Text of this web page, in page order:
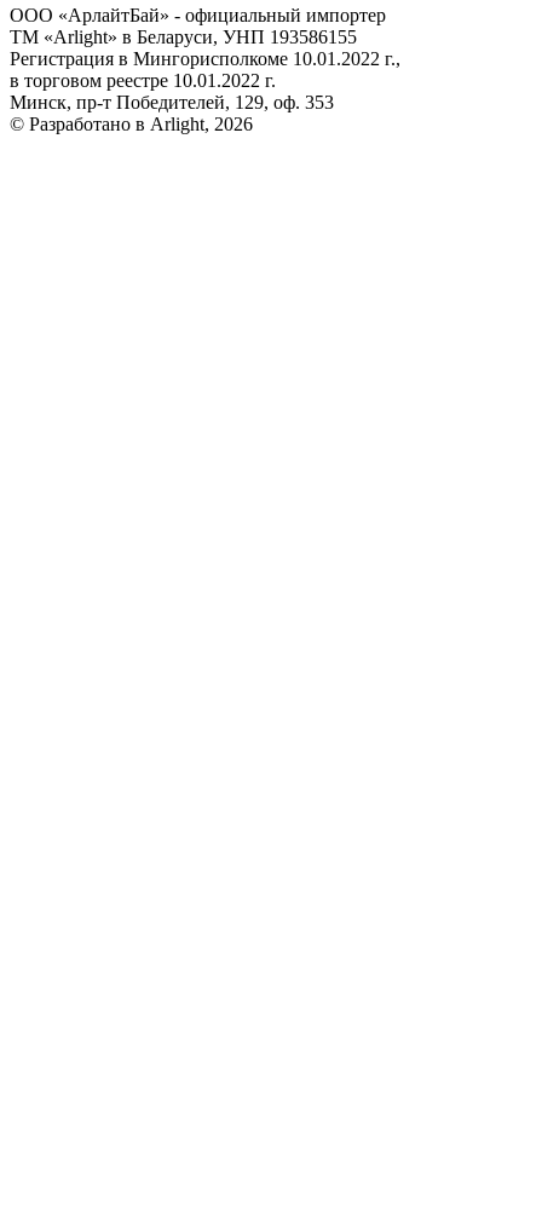
ООО «АрлайтБай» - официальный импортер
ТМ «Arlight» в Беларуси, УНП 193586155
Регистрация в Мингорисполкоме 10.01.2022 г.,
в торговом реестре 10.01.2022 г.
Минск, пр-т Победителей, 129, оф. 353
© Разработано в Arlight, 2026